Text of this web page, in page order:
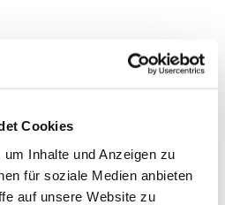
Cookies
Inhalte und Anzeigen zu
für soziale Medien anbieten
auf unsere Website zu